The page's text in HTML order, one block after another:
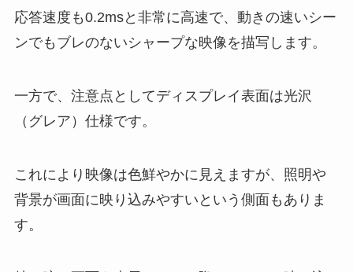
応答速度も0.2msと非常に高速で、動きの速いシー
ンでもブレのないシャープな映像を描写します。
一方で、注意点としてディスプレイ表面は光沢
（グレア）仕様です。
これにより映像は色鮮やかに見えますが、照明や
背景が画面に映り込みやすいという側面もありま
す。